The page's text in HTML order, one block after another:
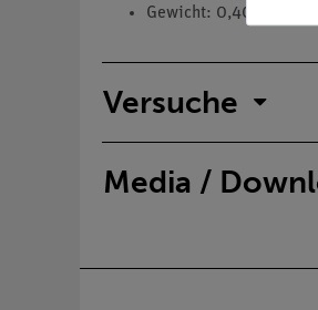
Gewicht: 0,40 kg Typ
Versuche
Media /